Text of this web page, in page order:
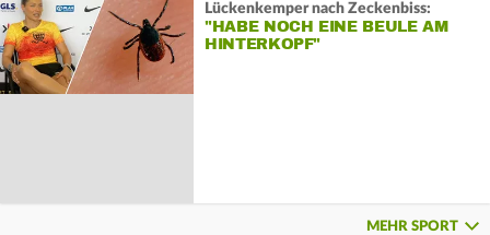
Lückenkemper nach Zeckenbiss:
"HABE NOCH EINE BEULE AM
HINTERKOPF"
MEHR SPORT